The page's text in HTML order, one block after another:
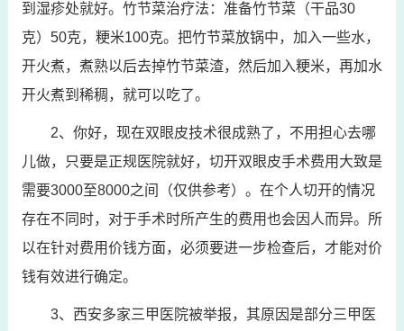
到湿疹处就好。竹节菜治疗法：准备竹节菜（干品30
克）50克，粳米100克。把竹节菜放锅中，加入一些水，
开火煮，煮熟以后去掉竹节菜渣，然后加入粳米，再加水
开火煮到稀稠，就可以吃了。
2、你好，现在双眼皮技术很成熟了，不用担心去哪
儿做，只要是正规医院就好，切开双眼皮手术费用大致是
需要3000至8000之间（仅供参考）。在个人切开的情况
存在不同时，对于手术时所产生的费用也会因人而异。所
以在针对费用价钱方面，必须要进一步检查后，才能对价
钱有效进行确定。
3、西安多家三甲医院被举报，其原因是部分三甲医